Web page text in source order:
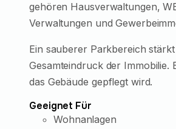
gehören Hausverwaltungen,
Verwaltungen und
Ein sauberer Parkbereich
Gesamteindruck der Immobilie.
das Gebäude gepflegt wird.
Geeignet Für
Wohnanlagen